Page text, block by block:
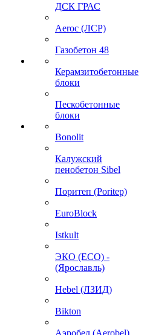
ДСК ГРАС
Aeroc (ЛСР)
Газобетон 48
Керамзитобетонные
блоки
Пескобетонные
блоки
Bonolit
Калужский
пенобетон Sibel
Поритеп (Poritep)
EuroBlock
Istkult
ЭКО (ECO) -
(Ярославль)
Hebel (ЛЗИД)
Bikton
Аэробел (Aerobel)